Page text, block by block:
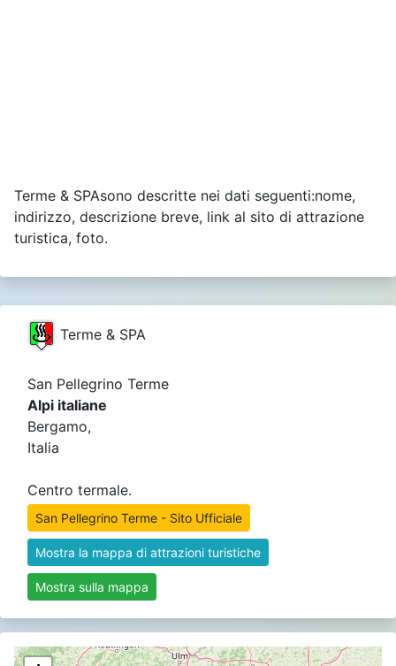
Terme & SPAsono descritte nei dati seguenti:nome,
indirizzo, descrizione breve, link al sito di attrazione
turistica, foto.
Terme & SPA
San Pellegrino Terme
Alpi italiane
Bergamo,
Italia
Centro termale.
San Pellegrino Terme - Sito Ufficiale
Mostra la mappa di attrazioni turistiche
Mostra sulla mappa